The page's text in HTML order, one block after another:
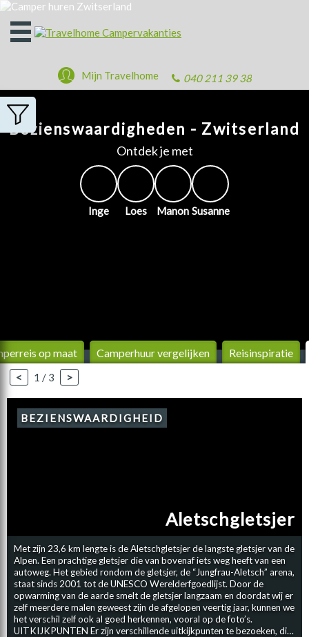
Open
het
040 211 39 38
Mijn Travelhome
Bezienswaardigheden - Zwitserland
Ontdek je met
Inge Loes Manon Susanne
op maat Camperhuur vergelijken Reis­inspiratie
< 1 / 3 >
Met zijn 23,6 km lengte is de Aletschgletsjer de langste gletsjer van de
Alpen. Een prachtige gletsjer die van bovenaf iets weg heeft van een
autoweg. Het gebied rondom de gletsjer, de “Jungfrau-Aletsch” arena,
staat sinds 2001 tot de UNESCO Werelderfgoedlijst. Door de
opwarming van de aarde smelt de gletsjer langzaam en doordat wij er
zelf meerdere malen geweest zijn de afgelopen veertig jaar, kunnen we
het verschil zelf ook al goed herkennen, vooral op de foto’s.
UITKIJKPUNTEN Er zijn verschillende uitkijkpunten te bezoeken, die
BEZIENSWAARDIGHEID
Aletschgletsjer